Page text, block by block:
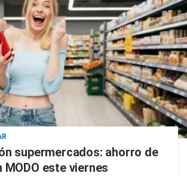
supermercados: ahorro de
MODO este viernes